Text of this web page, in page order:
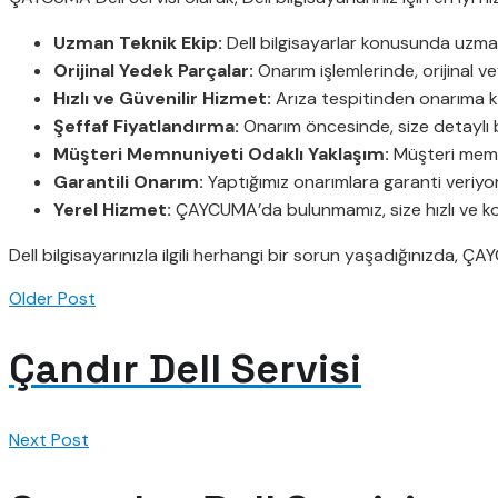
Uzman Teknik Ekip: Dell bilgisayarlar konusunda
Orijinal Yedek Parçalar: Onarım işlemlerinde, orijinal
Hızlı ve Güvenilir Hizmet: Arıza tespitinden onarıma
Şeffaf Fiyatlandırma: Onarım öncesinde, size
Müşteri Memnuniyeti Odaklı Yaklaşım: Müşteri
Garantili Onarım: Yaptığımız onarımlara garanti
Yerel Hizmet: ÇAYCUMA’da bulunmamız, size hızlı ve
Dell bilgisayarınızla ilgili herhangi bir sorun yaşadığınızda,
Older Post
Çandır Dell Servisi
Next Post